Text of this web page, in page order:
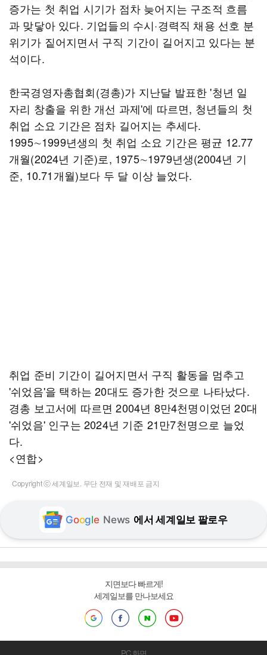
증가는 첫 취업 시기가 점차 늦어지는 구조적 흐름
과 맞닿아 있다. 기업들의 수시·경력직 채용 선호 분
위기가 짙어지면서 구직 기간이 길어지고 있다는 분
석이다.
한국경영자총협회(경총)가 지난달 발표한 '청년 일
자리 창출을 위한 개선 과제'에 따르면, 청년들의 첫
취업 소요 기간은 점차 길어지는 추세다.
1995∼1999년생의 첫 취업 소요 기간은 평균 12.77
개월(2024년 기준)로, 1975∼1979년생(2004년 기
준, 10.71개월)보다 두 달 이상 늘었다.
취업 준비 기간이 길어지면서 구직 활동을 멈추고
'쉬었음'을 택하는 20대도 증가한 것으로 나타났다.
경총 보고서에 따르면 2004년 8만4천명이었던 20대
'쉬었음' 인구는 2024년 기준 21만7천명으로 늘었
다.
<연합>
Copyright ⓒ 세계일보. 무단 전재 및 재배포 금지
Google News 에서 세계일보 팔로우
지면보다 빠르게!
세계일보를 만나보세요